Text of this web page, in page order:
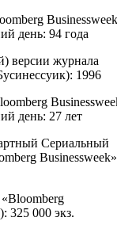
день: 94 года
версии журнала
1996
день: 27 лет
Сериальный
Businessweek»
325 000 экз.